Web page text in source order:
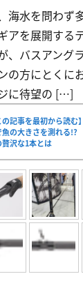
海水を問わず
アを展開する
、バスアング
の方にとくに
に待望の […]
の記事を最初から読む】
魚の大きさを測れる!?
贅沢な1本とは